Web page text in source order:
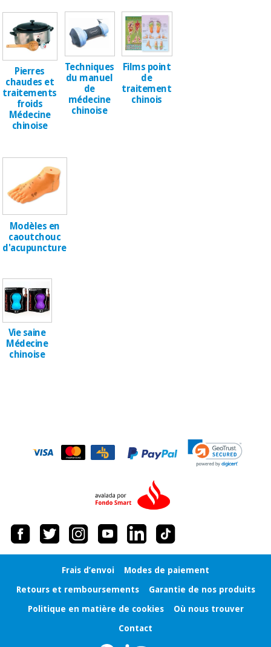
Pierres
chaudes et
traitements
froids
Médecine
chinoise
Techniques
du manuel
de
médecine
chinoise
Films point
de
traitement
chinois
Modèles en
caoutchouc
d'acupuncture
Vie saine
Médecine
chinoise
Frais d’envoi
Modes de paiement
Retours et remboursements
Garantie de nos produits
Politique en matière de cookies
Où nous trouver
Contact